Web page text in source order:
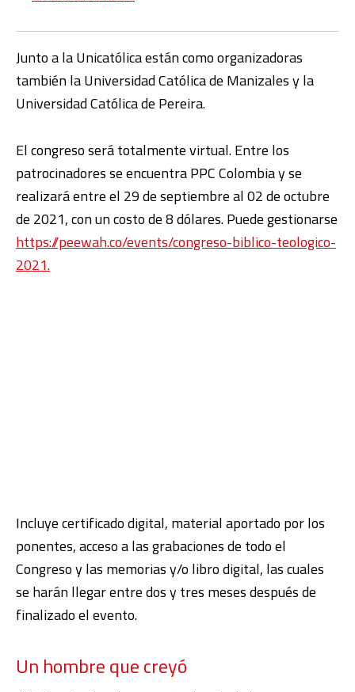
Junto a la Unicatólica están como organizadoras
también laUniversidad Católica de Manizales y la
Universidad Católica de Pereira.
El congreso será totalmente virtual. Entre los
patrocinadores se encuentra PPC Colombia y se
realizará entre el 29 de septiembre al 02 de octubre
de 2021, con un costo de 8 dólares. Puede gestionarse
https://peewah.co/events/congreso-biblico-teologico-
2021.
Incluye certificado digital, material aportado por los
ponentes, acceso a las grabaciones de todo el
Congreso y las memorias y/o libro digital, las cuales
se harán llegar entre dos y tres meses después de
finalizado el evento.
Un hombre que creyó